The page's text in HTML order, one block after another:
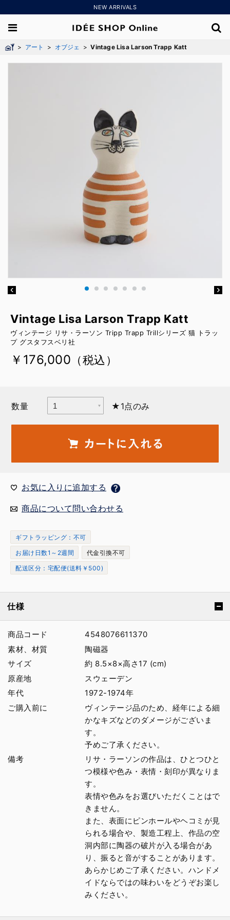
NEW ARRIVALS
> アート > オブジェ >Vintage Lisa Larson Trapp Katt
Vintage Lisa Larson Trapp Katt
ヴィンテージ リサ・ラーソン Tripp Trapp Trillシリーズ 猫 トラッ
プ グスタフスベリ社
￥176,000 （税込）
数量 ★1点のみ
お気に入りに追加する
商品について問い合わせる
ギフトラッピング：不可
お届け日数1～2週間
代金引換不可
配送区分：宅配便(送料￥500)
仕様
商品コード
4548076611370
素材、材質
陶磁器
サイズ
約 8.5×8×高さ17 (cm)
原産地
スウェーデン
年代
1972-1974年
ご購入前に
ヴィンテージ品のため、経年による細
かなキズなどのダメージがございま
す。
予めご了承ください。
備考
リサ・ラーソンの作品は、ひとつひと
つ模様や色み・表情・刻印が異なりま
す。
表情や色みをお選びいただくことはで
きません。
また、表面にピンホールやヘコミが見
られる場合や、製造工程上、作品の空
洞内部に陶器の破片が入る場合があ
り、振ると音がすることがあります。
あらかじめご了承ください。ハンドメ
イドならではの味わいをどうぞお楽し
みください。